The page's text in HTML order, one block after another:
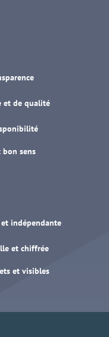
et dequalité
bon sens
indépendante
et chiffrée
etvisibles